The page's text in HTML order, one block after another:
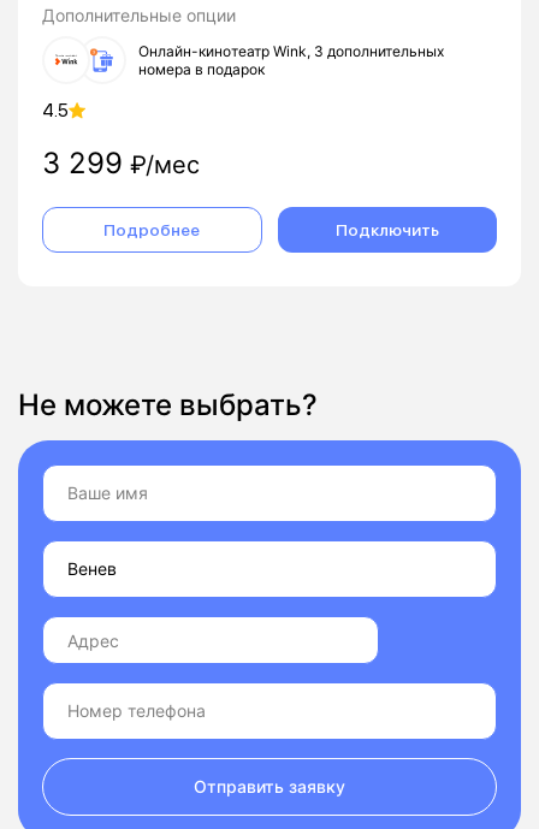
Не можете выбрать?
Отправить заявку
Дополнительные опции
Онлайн-кинотеатр Wink, 3 дополнительных
номера в подарок
4.5
3 299 ₽/мес
Подробнее Подключить